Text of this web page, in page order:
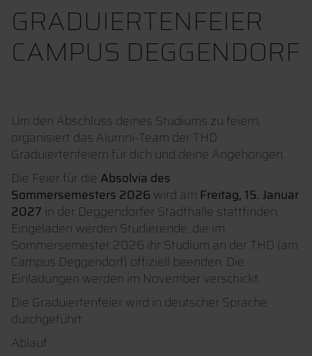
GRADUIERTENFEIER
CAMPUS DEGGENDORF
Um den Abschluss deines Studiums zu feiern,
organisiert das Alumni-Team der THD
Graduiertenfeiern für dich und deine Angehörigen.
Die Feier für die Absolvia des
Sommersemesters 2026 wird am Freitag, 15. Januar
2027 in der Deggendorfer Stadthalle stattfinden.
Eingeladen werden Studierende, die im
Sommersemester 2026 ihr Studium an der THD (am
Campus Deggendorf) offiziell beenden. Die
Einladungen werden im November verschickt.
Die Graduiertenfeier wird in deutscher Sprache
durchgeführt.
Ablauf: